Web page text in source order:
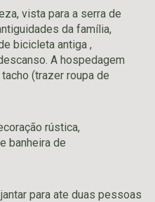
vista para a serra de
da família,
bicicleta antiga ,
A hospedagem
(trazer roupa de
rústica,
banheira de
para ate duas pessoas